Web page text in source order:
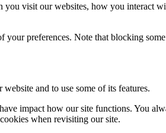
visit our websites, how you interact
preferences. Note that blocking
and to use some of its features.
impact how our site functions. You
when revisiting our site.